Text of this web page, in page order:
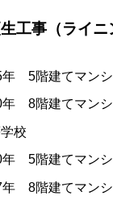
工事（ライ
5階建てマンシ
8階建てマンシ
校
5階建てマンシ
8階建てマンシ